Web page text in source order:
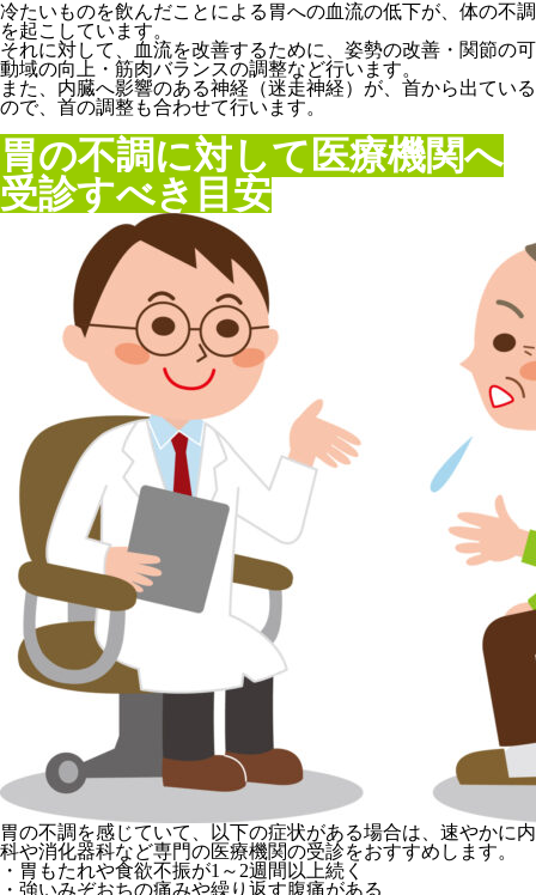
冷たいものを飲んだことによる胃への血流の低下が、体の不調
を起こしています。
それに対して、血流を改善するために、姿勢の改善・関節の可
動域の向上・筋肉バランスの調整など行います。
また、内臓へ影響のある神経（迷走神経）が、首から出ている
ので、首の調整も合わせて行います。
胃の不調に対して医療機関へ
受診すべき目安
胃の不調を感じていて、以下の症状がある場合は、速やかに内
科や消化器科など専門の医療機関の受診をおすすめします。
・胃もたれや食欲不振が1～2週間以上続く
・強いみぞおちの痛みや繰り返す腹痛がある